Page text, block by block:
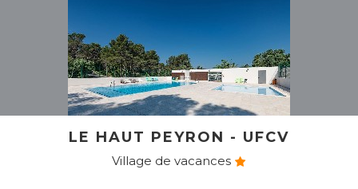
LE HAUT PEYRON - UFCV
Village de vacances